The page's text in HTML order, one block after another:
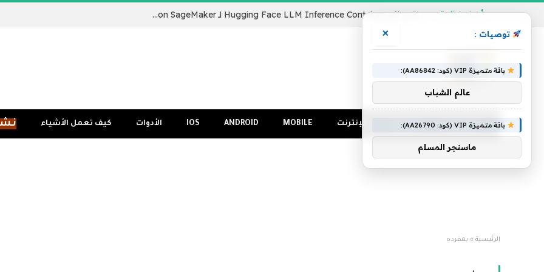
أخبار شائعة نقدم لكم Hugging Face LLM Inference Container لـ Amazon SageMaker
الرئيسية كمبيوتر الإنترنت MOBILE
ANDROID
IOS الأدوات كيف تعمل الأشياء
الرئيسية » بمفرده
توصيات : ×
باقة متميزة VIP (كود: AA86842):
عالم الشباب
باقة متميزة VIP (كود: AA26790):
ماسنجر المسلم